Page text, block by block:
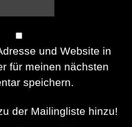
und Website in
für meinen nächsten
speichern.
der Mailingliste hinzu!